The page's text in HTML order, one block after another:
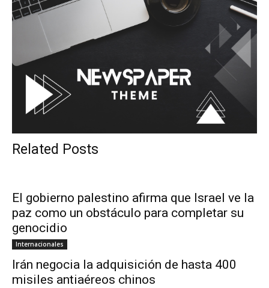
Related Posts
El gobierno palestino afirma que Israel ve la
paz como un obstáculo para completar su
genocidio
Internacionales
Irán negocia la adquisición de hasta 400
misiles antiaéreos chinos